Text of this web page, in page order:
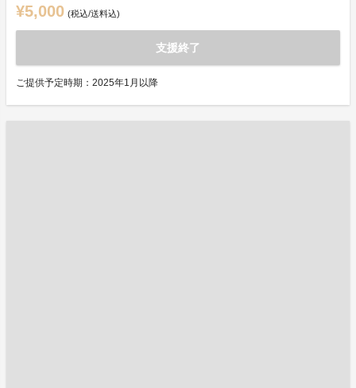
¥5,000 (税込/送料込)
支援終了
ご提供予定時期：2025年1月以降